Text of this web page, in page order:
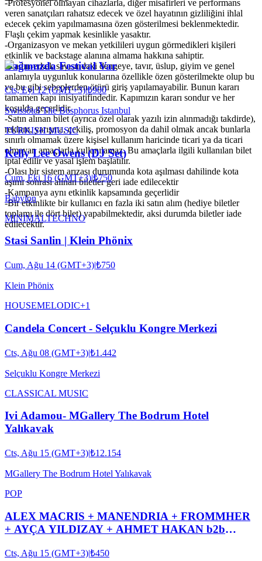
-Profesyonel olmayan cihazlarla, diğer misafirleri ve performans
veren sanatçıları rahatsız edecek ve özel hayatının gizliliğini ihlal
edecek çekim yapılmamasına özen gösterilmesi beklenmektedir.
Flaşlı çekim yapmak kesinlikle yasaktır.
-Organizasyon ve mekan yetkilileri uygun görmedikleri kişileri
etkinlik ve backstage alanına almama hakkına sahiptir.
-Kadın-erkek sayısındaki dengeye, tavır, üslup, giyim ve genel
anlamıyla uygunluk konularına özellikle özen gösterilmekte olup bu
ve bu gibi sebeplerden ötürü giriş yapılamayabilir. Bunun kararı
tamamen kapı inisiyatifindedir. Kapımızın kararı sondur ve her
koşulda geçerlidir.
-Satın alınan bilet (ayrıca özel olarak yazılı izin alınmadığı takdirde),
reklam, yarışma, çekiliş, promosyon da dahil olmak ancak bunlarla
sınırlı olmamak üzere kişisel kullanım haricinde ticari ya da ticari
olmayan amaçlarla kullanılamaz. Bu amaçlarla ilgili kullanılan bilet
iptal edilir ve yasal işlem başlatılır.
-Olası bir sistem arızası durumunda kota aşılması dahilinde kota
aşımı sonrası alınan biletler geri iade edilecektir
-Kampanya aynı etkinlik kapsamında geçerlidir
-Bir etkinlikte bir kullanıcı en fazla iki satın alım (hediye biletler
toplamı ile dört bilet) yapabilmektedir, aksi durumda biletler iade
edilecektir.
Bağımızda Festival Var
Cts, Eyl 12 (GMT+3)|₺900
Swissôtel The Bosphorus Istanbul
TURKISH MUSIC
Kelly Lee Owens (DJ Set)
Cum, Eki 16 (GMT+3)|₺750
Babylon
MINIMALTECHNO
Stasi Sanlin | Klein Phönix
Cum, Ağu 14 (GMT+3)|₺750
Klein Phönix
HOUSEMELODIC+1
Candela Concert - Selçuklu Kongre Merkezi
Cts, Ağu 08 (GMT+3)|₺1.442
Selçuklu Kongre Merkezi
CLASSICAL MUSIC
Ivi Adamou- MGallery The Bodrum Hotel
Yalıkavak
Cts, Ağu 15 (GMT+3)|₺12.154
MGallery The Bodrum Hotel Yalıkavak
POP
ALEX MACRIS + MANENDRIA + FROMMHER
+ AYÇA YILDIZAY + AHMET HAKAN b2b
Cts, Ağu 15 (GMT+3)|₺450